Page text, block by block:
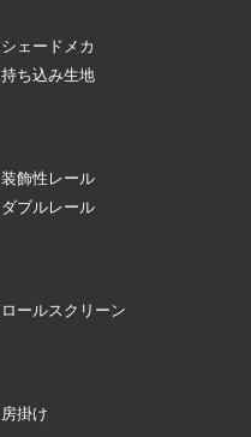
シェードメカ
持ち込み生地
装飾性レール
ダブルレール
ロールスクリーン
房掛け